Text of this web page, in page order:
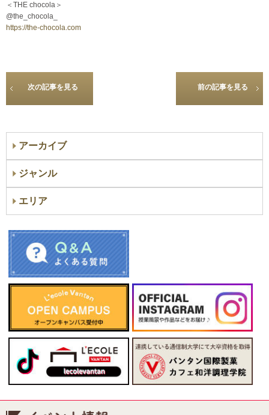
＜THE chocola＞
@the_chocola_
https://the-chocola.com
次の記事を見る 前の記事を見る
アーカイブ
ジャンル
エリア